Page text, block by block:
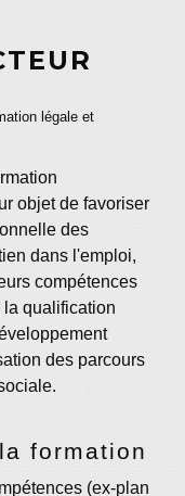
légale et
objet de favoriser
des
dans l'emploi,
compétences
la qualification
des parcours
formation
(ex-plan